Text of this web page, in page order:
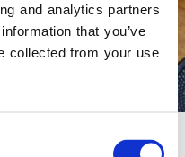
and analytics partners
that you’ve
collected from your use
Nyhamns-hus.
serien.